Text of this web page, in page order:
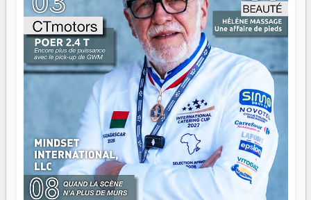
Surtout vos échecs, d'ailleurs — ils enseignent mieux que
n'importe quel manuel. À Madagascar, la barque avance.
Il faut juste s'assurer que tout le monde rame dans le
même sens.